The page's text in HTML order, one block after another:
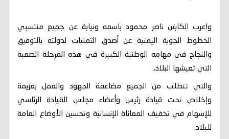
واعرب الكابتن ناصر محمود باسمه ونيابة عن جميع منتسبي
الخطوط الجوية اليمنية عن أصدق التمنيات لدولته بالتوفيق
والنجاح في مهامه الوطنية الكبيرة في هذه المرحلة الصعبة
التي تعيشها البلاد،.
والتي تتطلب من الجميع مضاعفة الجهود والعمل بعزيمة
وإخلاص تحت قيادة رئيس وأعضاء مجلس القيادة الرئاسي
للإسهام في تخفيف المعاناة الإنسانية وتحسين الأوضاع العامة
للبلاد.